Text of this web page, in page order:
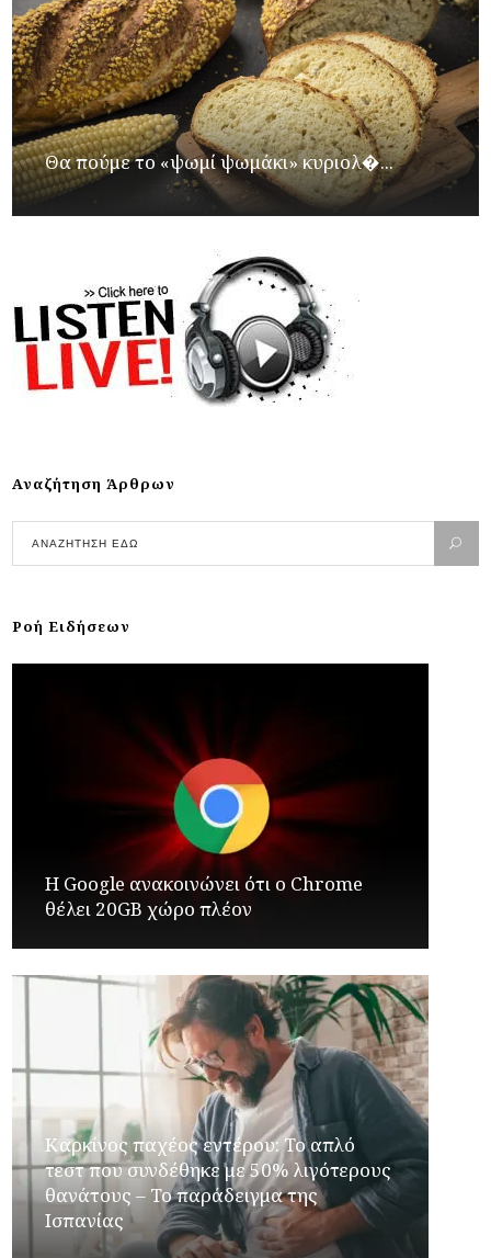
Θα πούμε το «ψωμί ψωμάκι» κυριολ�...
Αναζήτηση Άρθρων
Ροή Ειδήσεων
Η Google ανακοινώνει ότι ο Chrome
θέλει 20GB χώρο πλέον
Καρκίνος παχέος εντέρου: Το απλό
τεστ που συνδέθηκε με 50% λιγότερους
θανάτους – Το παράδειγμα της
Ισπανίας